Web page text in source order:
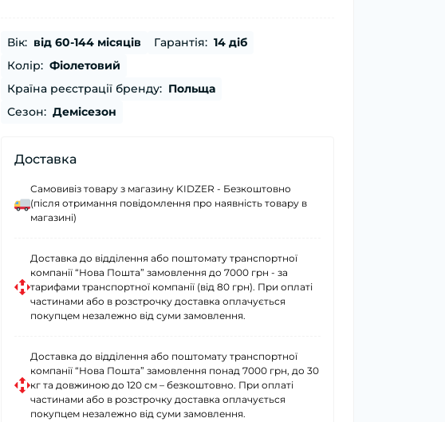
Вік: від 60-144 місяців Гарантія: 14 діб
Колір: Фіолетовий
Країна реєстрації бренду: Польща
Сезон: Демісезон
Доставка
Самовивіз товару з магазину KIDZER - Безкоштовно
(після отримання повідомлення про наявність товару в
магазині)
Доставка до відділення або поштомату транспортної
компанії “Нова Пошта” замовлення до 7000 грн - за
тарифами транспортної компанії (від 80 грн). При оплаті
частинами або в розстрочку доставка оплачується
покупцем незалежно від суми замовлення.
Доставка до відділення або поштомату транспортної
компанії “Нова Пошта” замовлення понад 7000 грн, до 30
кг та довжиною до 120 см – безкоштовно. При оплаті
частинами або в розстрочку доставка оплачується
покупцем незалежно від суми замовлення.